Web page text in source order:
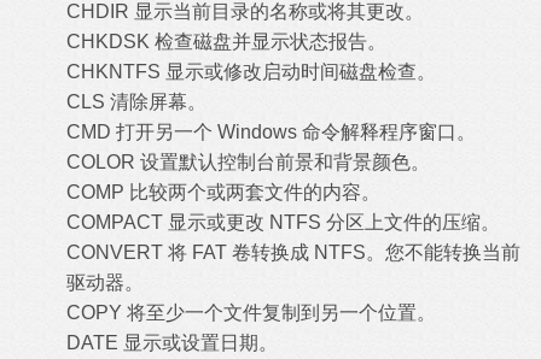
CHDIR 显示当前目录的名称或将其更改。
CHKDSK 检查磁盘并显示状态报告。
CHKNTFS 显示或修改启动时间磁盘检查。
CLS 清除屏幕。
CMD 打开另一个 Windows 命令解释程序窗口。
COLOR 设置默认控制台前景和背景颜色。
COMP 比较两个或两套文件的内容。
COMPACT 显示或更改 NTFS 分区上文件的压缩。
CONVERT 将 FAT 卷转换成 NTFS。您不能转换当前
驱动器。
COPY 将至少一个文件复制到另一个位置。
DATE 显示或设置日期。